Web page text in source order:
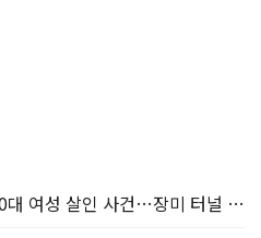
'그것이 알고 싶다' 통영 60대 여성 살인 사건…장미 터널 아래 킬러, 누구냐 넌?